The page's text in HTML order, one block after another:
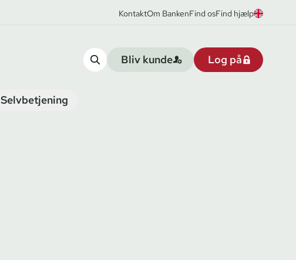
KontaktOm BankenFind osFind hjælp
Bliv kunde Log på
Selvbetjening